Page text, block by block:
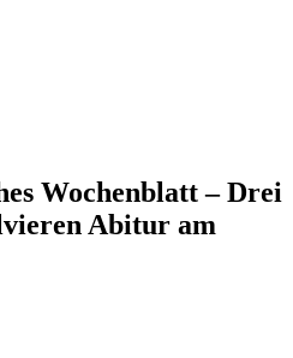
Wochenblatt – Drei
Abitur am